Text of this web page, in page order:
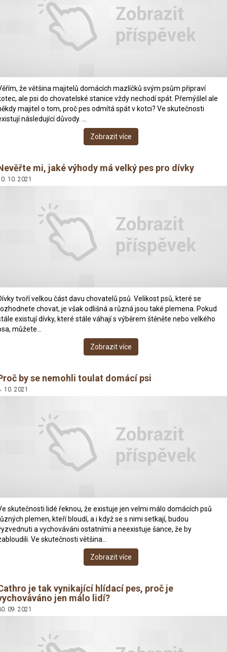
že většina majitelů domácích mazlíčků svým psům připraví
ale psi do chovatelské stanice vždy nechodí spát. Přemýšlel ale
majitel o tom, proč pes odmítá spát v kotci? Ve skutečnosti
následující důvody. …
Zobrazit více
mi, jaké výhody má velký pes pro dívky
10. 2021
tvoří velkou část davu chovatelů psů. Velikost psů, které se
chovat, je však odlišná a různá jsou také plemena. Pokud
existují dívky, které stále váhají s výběrem štěněte nebo velkého
můžete…
Zobrazit více
by se nemohli toulat domácí psi
10. 2021
skutečnosti lidé řeknou, že existuje jen velmi málo domácích psů
plemen, kteří bloudí, a i když se s nimi setkají, budou
a vychováváni ostatními a neexistuje šance, že by
Ve skutečnosti většina…
Zobrazit více
je tak vynikající hlídací pes, proč je
jen málo lidí?
09. 2021